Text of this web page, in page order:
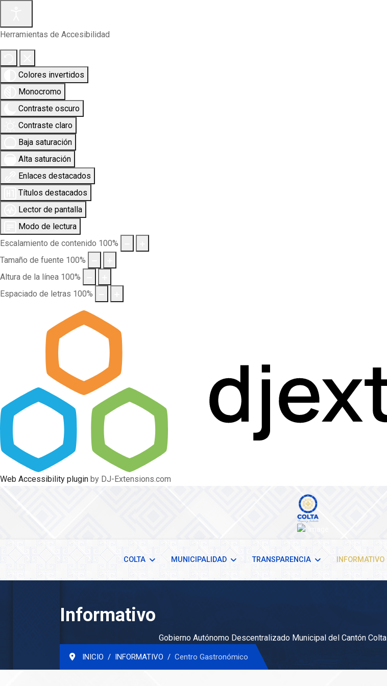
Herramientas de Accesibilidad
Colores invertidos
Monocromo
Contraste oscuro
Contraste claro
Baja saturación
Alta saturación
Enlaces destacados
Títulos destacados
Lector de pantalla
Modo de lectura
Escalamiento de contenido 100%
Tamaño de fuente 100%
Altura de la línea 100%
Espaciado de letras 100%
Web Accessibility plugin by DJ-Extensions.com
COLTA MUNICIPALIDAD TRANSPARENCIA INFORMATIVO
Informativo
Gobierno Autónomo Descentralizado Municipal del Cantón Colta
INICIO INFORMATIVO Centro Gastronómico